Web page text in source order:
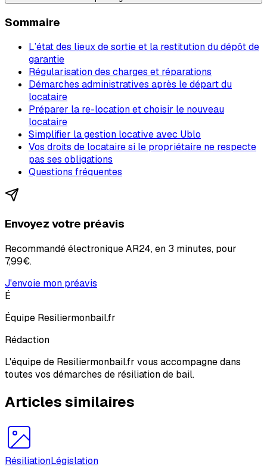
Sommaire
L’état des lieux de sortie et la restitution du dépôt de
garantie
Régularisation des charges et réparations
Démarches administratives après le départ du
locataire
Préparer la re-location et choisir le nouveau
locataire
Simplifier la gestion locative avec Ublo
Vos droits de locataire si le propriétaire ne respecte
pas ses obligations
Questions fréquentes
Envoyez votre préavis
Recommandé électronique AR24, en 3 minutes, pour
7,99€.
J'envoie mon préavis
É
Équipe Resiliermonbail.fr
Rédaction
L'équipe de Resiliermonbail.fr vous accompagne dans
toutes vos démarches de résiliation de bail.
Articles similaires
RésiliationLégislation